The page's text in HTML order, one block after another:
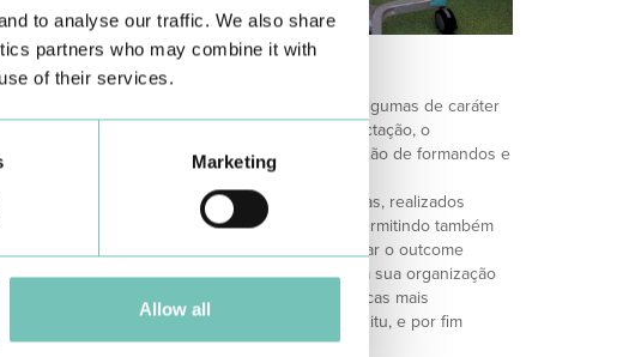
to analyse our traffic. We also share
partners who may combine it with
of their services.
Marketing
Allow all
E INVESTIGAÇÃO
anualmente um conjunto vasto de formações, algumas de caráter
como são as relacionadas com o parto ativo, a lactação, o
a emergência e a urgência; outras com participação de formandos e
se os Treinos em Emergências Obstétricas, realizados
cujo objetivo é promover uma boa prática, permitindo também
individuais e do sistema, de modo a otimizar o outcome
participam todos os profissionais do serviço e a sua organização
pilares: identificação das emergências obstétricas mais
dos casos selecionados para treino in situ, e por fim
das equipas.